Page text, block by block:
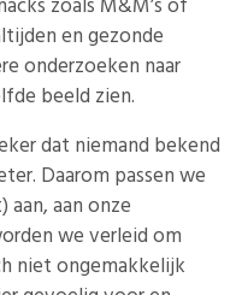
en gezonde
onderzoeken naar
beeld zien.
dat niemand bekend
Daarom passen we
aan onze
we verleid om
niet ongemakkelijk